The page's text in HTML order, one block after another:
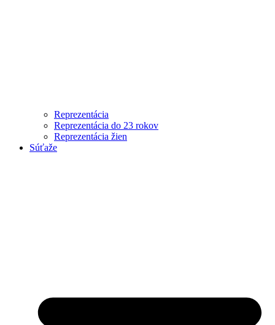
Reprezentácia
Reprezentácia do 23 rokov
Reprezentácia žien
Súťaže